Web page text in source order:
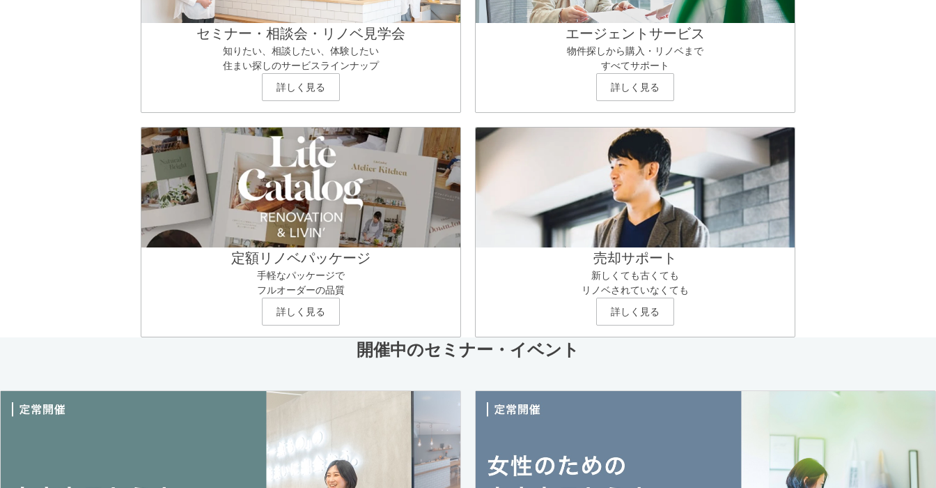
セミナー・相談会・リノベ見学会
知りたい、相談したい、体験したい
住まい探しのサービスラインナップ
詳しく見る
エージェントサービス
物件探しから購入・リノベまで
すべてサポート
詳しく見る
定額リノベパッケージ
手軽なパッケージで
フルオーダーの品質
詳しく見る
売却サポート
新しくても古くても
リノベされていなくても
詳しく見る
開催中のセミナー・イベント